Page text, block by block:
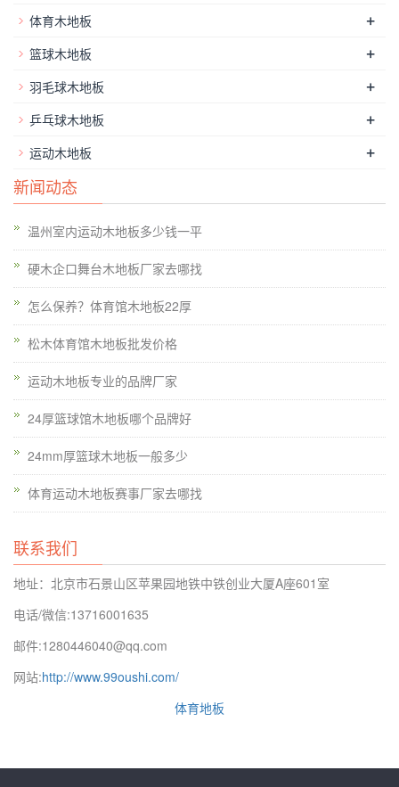
该小组是运动地板的一个重要组成部分，它也是运动地板的分类
的标志。该运动地板的面板主要由枫树和枫桦木，并且也对运动
地板的**。东北枫木通常用于运动地板，与东北枫木分为A级和B
高。 运动木地板
地区沿岸，西伯利亚，蒙古，朝鲜，日本的热带和亚热带地区，
以及中国的整个东北地区。中国橡木地板坯料往往从俄罗斯进口
橡木特征：心边材之间的区别是显而易见的。心材褐色至黑褐
色，有时偏黄。边材为淡棕色带黄白色，具有明显的年轮，略呈
波浪状，并广木射线。天然纹理清晰美观，有光泽，光滑。纹理
直而略交错;该结构是略厚且不均匀;的重量和硬度是介质和强度
高;的收缩大，加工容易，切割表面是光滑的，油漆，抛光和粘
合性能良好; 。耐腐蚀，易干燥，且缺陷。橡木国外商品名：
Whiteoak;橡木气干密度：0.63-0.79g / cm 3以下。
西藏硬木企口运动木地板价格是多少，对于平整度，要严格检
烂，我们不能把它。大隐患，会有很多麻烦铺设后。
体育木地板 +
篮球木地板 +
羽毛球木地板 +
乒乓球木地板 +
运动木地板 +
新闻动态
温州室内运动木地板多少钱一平
硬木企口舞台木地板厂家去哪找
怎么保养？体育馆木地板22厚
松木体育馆木地板批发价格
运动木地板专业的品牌厂家
24厚篮球馆木地板哪个品牌好
24mm厚篮球木地板一般多少
体育运动木地板赛事厂家去哪找
联系我们
地址：北京市石景山区苹果园地铁中铁创业大厦A座601室
电话/微信:13716001635
邮件:1280446040@qq.com
网站:http://www.99oushi.com/
体育地板